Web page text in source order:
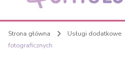
Strona główna Usługi dodatkowe
fotograficznych